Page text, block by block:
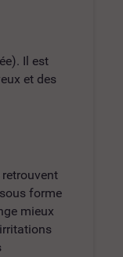
Il est
et des
forme
mieux